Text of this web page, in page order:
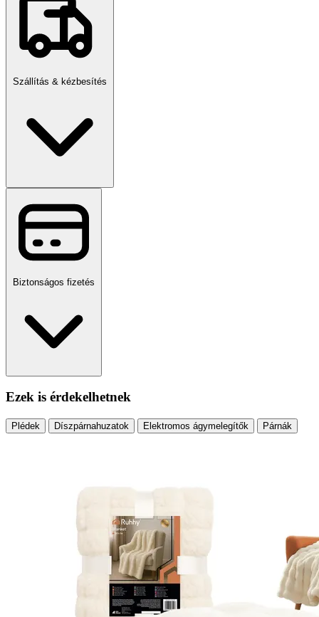
Szállítás & kézbesítés
Biztonságos fizetés
Ezek is érdekelhetnek
Plédek Díszpárnahuzatok Elektromos ágymelegítők Párnák